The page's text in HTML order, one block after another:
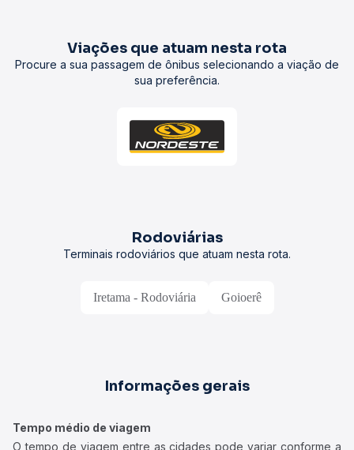
Viações que atuam nesta rota
Procure a sua passagem de ônibus selecionando a viação de
sua preferência.
Rodoviárias
Terminais rodoviários que atuam nesta rota.
Iretama - Rodoviária Goioerê
Informações gerais
Tempo médio de viagem
O tempo de viagem entre as cidades pode variar conforme a